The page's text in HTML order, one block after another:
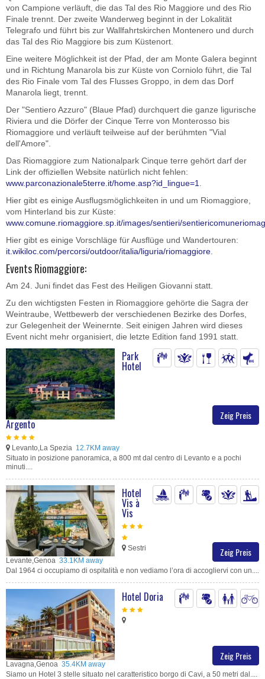
von Campione verläuft, die das Tal des Rio Maggiore und des Rio
Finale trennt. Der zweite Wanderweg beginnt in der Lokalität
Telegrafo und führt bis zur Wallfahrtskirchen Montenero und durch
das Tal des Rio Maggiore bis zum Küstenort.
Eine weitere Möglichkeit ist der Pfad, der am Monte Galera beginnt
und in Richtung Manarola bis zur Küste von Corniolo führt, die Tal
des Rio Finale vom Tal des Flusses Groppo, in dem das Dorf
Manarola liegt, trennt.
Der "Sentiero Azzuro" (Blaue Pfad) durchquert die ganze ligurische
Riviera und die Dörfer der Cinque Terre von Monterosso bis
Riomaggiore und verläuft teilweise auf der berühmten "Vial
dell'Amore".
Das Riomaggiore zum Nationalpark Cinque terre gehört darf der
Link der offiziellen Website natürlich nicht fehlen:
www.parconazionale5terre.it/home.asp?id_lingue=1
Hier gibt es einige Ausflugsmöglichkeiten in und um Riomaggiore,
vom Hinterland bis zur Küste:
www.comune.riomaggiore.sp.it/images/sentieri/
Hier gibt es einige Vorschläge für Ausflüge und Wandertouren:
it.wikiloc.com/percorsi/outdoor/italia/liguria/riomaggiore
Events Riomaggiore:
Am 24. Juni findet das Fest des Heiligen Giovanni statt.
Zu den wichtigsten Festen in Riomaggiore gehörte die Sagra der
Weintraube, Wettbewerb der verschiedenen Bezirke des Dorfes,
zur Gelegenheit der Weinernte. Seit einigen Jahren wird dieses
Event nicht mehr organisiert, die letzte Edition fand 1991 statt.
Zeig Preis
Park
Hotel
Argento
Levanto,La Spezia 12.7KM away
Situato in posizione panoramica, a 800 mt dal centro di Levanto e a pochi
minuti....
Zeig Preis
Hotel
Vis à
Vis
Sestri
Levante,Genoa 33.1KM away
Dal 1964 ci occupiamo di ospitalità e non vediamo l’ora di accogliervi con un....
Zeig Preis
Hotel Doria
Lavagna,Genoa 35.4KM away
Siamo un Hotel 3 stelle situato nel caratteristico borgo di Cavi, a 50 metri dal....